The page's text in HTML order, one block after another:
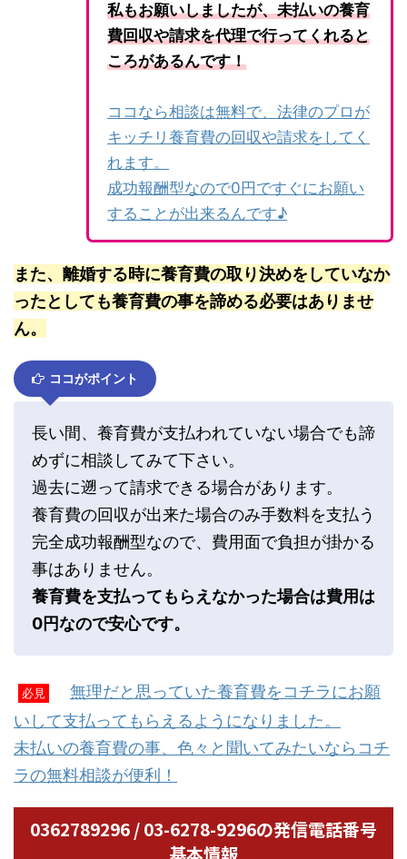
私もお願いしましたが、未払いの養育
費回収や請求を代理で行ってくれると
ころがあるんです！
ココなら相談は無料で、法律のプロが
キッチリ養育費の回収や請求をしてく
れます。
成功報酬型なので0円ですぐにお願い
することが出来るんです♪
また、離婚する時に養育費の取り決めをしていなか
ったとしても養育費の事を諦める必要はありませ
ん。
ココがポイント
長い間、養育費が支払われていない場合でも諦
めずに相談してみて下さい。
過去に遡って請求できる場合があります。
養育費の回収が出来た場合のみ手数料を支払う
完全成功報酬型なので、費用面で負担が掛かる
事はありません。
養育費を支払ってもらえなかった場合は費用は
0円なので安心です。
必見
無理だと思っていた養育費をコチラにお願
いして支払ってもらえるようになりました。
未払いの養育費の事、色々と聞いてみたいならコチ
ラの無料相談が便利！
0362789296 / 03-6278-9296の発信電話番号
基本情報